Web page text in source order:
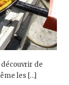
découvrir de
les […]